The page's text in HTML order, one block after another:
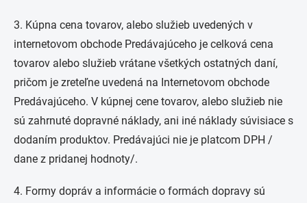
3. Kúpna cena tovarov, alebo služieb uvedených v
internetovom obchode Predávajúceho je celková cena
tovarov alebo služieb vrátane všetkých ostatných daní,
pričom je zreteľne uvedená na Internetovom obchode
Predávajúceho. V kúpnej cene tovarov, alebo služieb nie
sú zahrnuté dopravné náklady, ani iné náklady súvisiace s
dodaním produktov. Predávajúci nie je platcom DPH /
dane z pridanej hodnoty/.
4. Formy dopráv a informácie o formách dopravy sú